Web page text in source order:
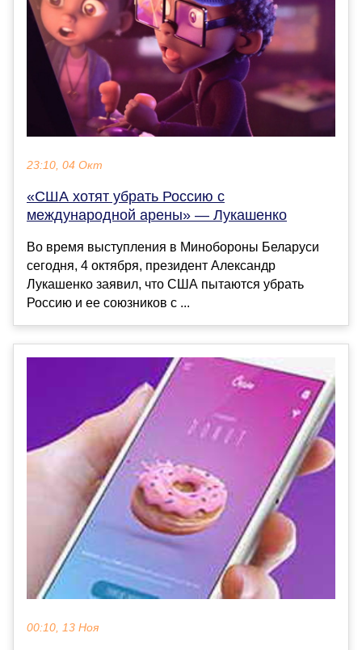
23:10, 04 Окт
«США хотят убрать Россию с
международной арены» — Лукашенко
Во время выступления в Минобороны Беларуси
сегодня, 4 октября, президент Александр
Лукашенко заявил, что США пытаются убрать
Россию и ее союзников с ...
00:10, 13 Ноя